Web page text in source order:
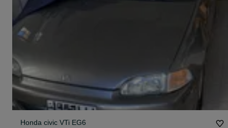
Honda civic VTi EG6